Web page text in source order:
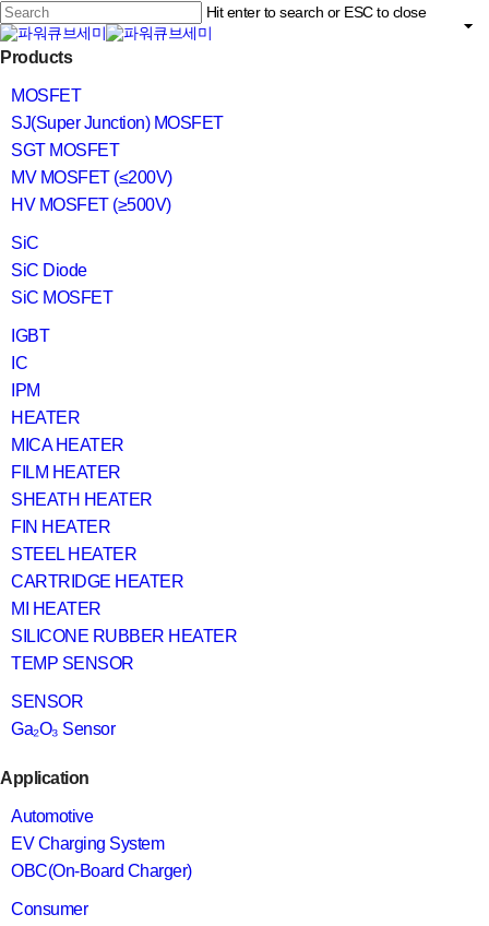
Skip
to
main
content
Hit enter to search or ESC to close
Close
Search
search
Menu
Products
MOSFET
SJ(Super Junction) MOSFET
SGT MOSFET
MV MOSFET (≤200V)
HV MOSFET (≥500V)
SiC
SiC Diode
SiC MOSFET
IGBT
IC
IPM
HEATER
MICA HEATER
FILM HEATER
SHEATH HEATER
FIN HEATER
STEEL HEATER
CARTRIDGE HEATER
MI HEATER
SILICONE RUBBER HEATER
TEMP SENSOR
SENSOR
Ga₂O₃ Sensor
Application
Automotive
EV Charging System
OBC(On-Board Charger)
Consumer